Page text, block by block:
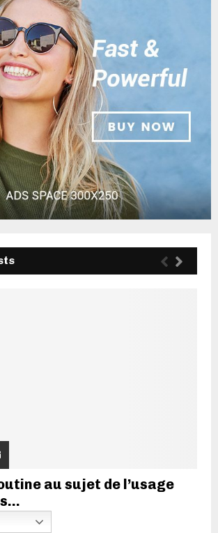
au sujet de l’usage